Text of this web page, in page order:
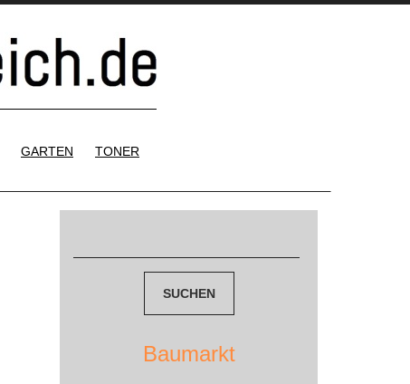
GARTEN TONER
Baumarkt